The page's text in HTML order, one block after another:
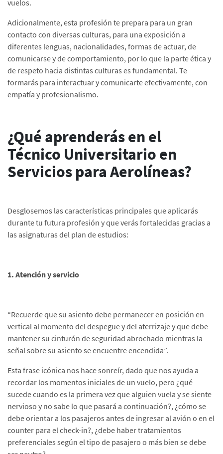
vuelos.
Adicionalmente, esta profesión te prepara para un gran
contacto con diversas culturas, para una exposición a
diferentes lenguas, nacionalidades, formas de actuar, de
comunicarse y de comportamiento, por lo que la parte ética y
de respeto hacia distintas culturas es fundamental. Te
formarás para interactuar y comunicarte efectivamente, con
empatía y profesionalismo.
¿Qué aprenderás en el
Técnico Universitario en
Servicios para Aerolíneas?
Desglosemos las características principales que aplicarás
durante tu futura profesión y que verás fortalecidas gracias a
las asignaturas del plan de estudios:
1. Atención y servicio
“Recuerde que su asiento debe permanecer en posición en
vertical al momento del despegue y del aterrizaje y que debe
mantener su cinturón de seguridad abrochado mientras la
señal sobre su asiento se encuentre encendida”.
Esta frase icónica nos hace sonreír, dado que nos ayuda a
recordar los momentos iniciales de un vuelo, pero ¿qué
sucede cuando es la primera vez que alguien vuela y se siente
nervioso y no sabe lo que pasará a continuación?, ¿cómo se
debe orientar a los pasajeros antes de ingresar al avión o en el
counter para el check-in?, ¿debe haber tratamientos
preferenciales según el tipo de pasajero o más bien se debe